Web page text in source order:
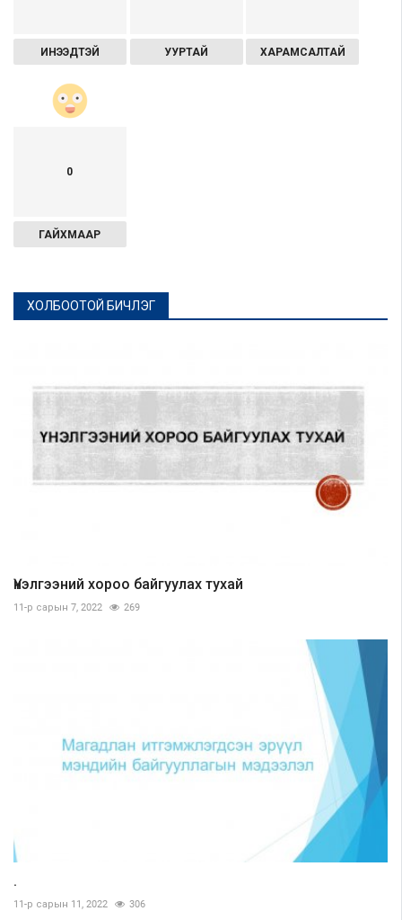
ИНЭЭДТЭЙ УУРТАЙ ХАРАМСАЛТАЙ
0
ГАЙХМААР
ХОЛБООТОЙ БИЧЛЭГ
Үнэлгээний хороо байгуулах тухай
11-р сарын 7, 2022 269
.
11-р сарын 11, 2022 306